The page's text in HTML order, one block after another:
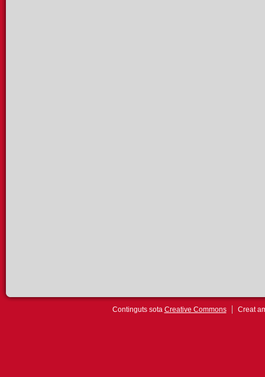
Continguts sota Creative Commons Creat